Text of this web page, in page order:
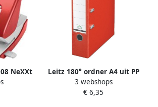
NeXXt
Leitz 180° ordner A4 uit PP
rug van 8 cm lichtrood
3 webshops
€ 6,35